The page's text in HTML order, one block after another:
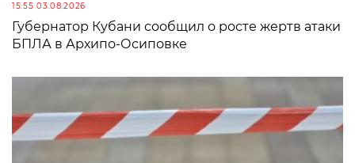
15:55 03.08.2026
Губернатор Кубани сообщил о росте жертв атаки
БПЛА в Архипо-Осиповке